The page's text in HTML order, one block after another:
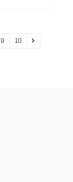
9 10